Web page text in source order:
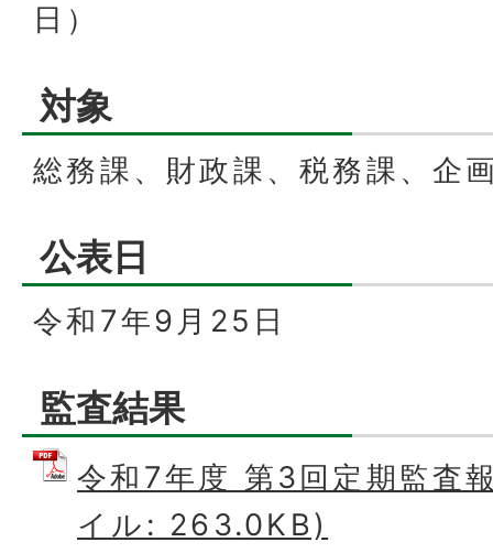
日）
対象
総務課、財政課、税務課、企
公表日
令和7年9月25日
監査結果
令和7年度 第3回定期監査
イル: 263.0KB)